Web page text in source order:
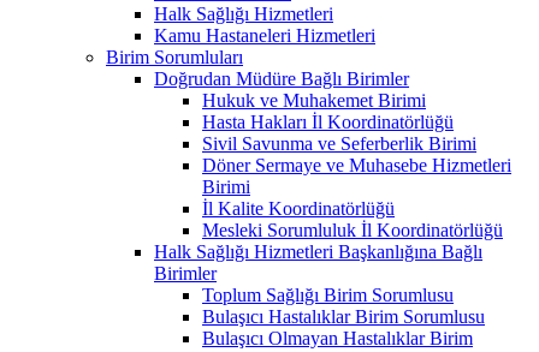
Halk Sağlığı Hizmetleri
Kamu Hastaneleri Hizmetleri
Birim Sorumluları
Doğrudan Müdüre Bağlı Birimler
Hukuk ve Muhakemet Birimi
Hasta Hakları İl Koordinatörlüğü
Sivil Savunma ve Seferberlik Birimi
Döner Sermaye ve Muhasebe Hizmetleri
Birimi
İl Kalite Koordinatörlüğü
Mesleki Sorumluluk İl Koordinatörlüğü
Halk Sağlığı Hizmetleri Başkanlığına Bağlı
Birimler
Toplum Sağlığı Birim Sorumlusu
Bulaşıcı Hastalıklar Birim Sorumlusu
Bulaşıcı Olmayan Hastalıklar Birim